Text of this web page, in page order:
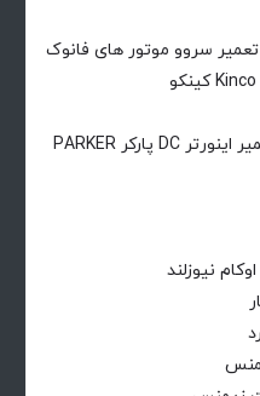
تعمیر اینورترهای Parker پارکر تعمیر اینورتر DC پارکر PARKER